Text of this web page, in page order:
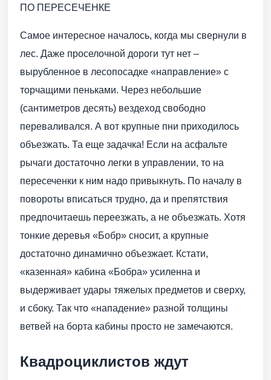
ПО ПЕРЕСЕЧЕНКЕ
Самое интересное началось, когда мы свернули в
лес. Даже проселочной дороги тут нет –
вырубленное в лесопосадке «направление» с
торчащими пеньками. Через небольшие
(сантиметров десять) вездеход свободно
переваливался. А вот крупные пни приходилось
объезжать. Та еще задачка! Если на асфальте
рычаги достаточно легки в управлении, то на
пересеченки к ним надо привыкнуть. По началу в
повороты вписаться трудно, да и препятствия
предпочитаешь переезжать, а не объезжать. Хотя
тонкие деревья «Бобр» сносит, а крупные
достаточно динамично объезжает. Кстати,
«казенная» кабина «Бобра» усиленна и
выдерживает удары тяжелых предметов и сверху,
и сбоку. Так что «нападение» разной толщины
ветвей на борта кабины просто не замечаются.
Квадроциклистов ждут